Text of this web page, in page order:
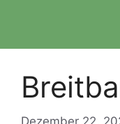
Dezember 22,